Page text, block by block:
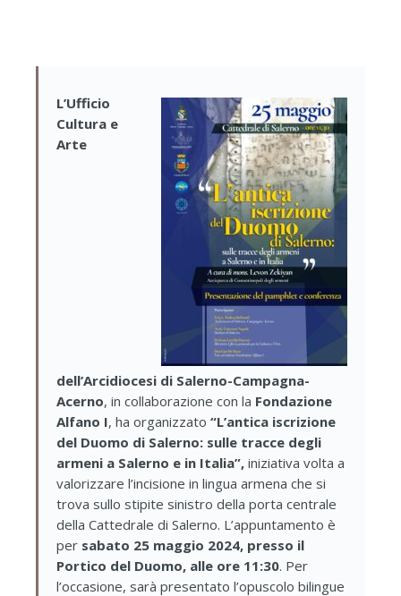
L’Ufficio
Cultura e
Arte
dell’Arcidiocesi di Salerno-Campagna-
Acerno, in collaborazione con la Fondazione
Alfano I, ha organizzato “L’antica iscrizione
del Duomo di Salerno: sulle tracce degli
armeni a Salerno e in Italia”, iniziativa volta a
valorizzare l’incisione in lingua armena che si
trova sullo stipite sinistro della porta centrale
della Cattedrale di Salerno. L’appuntamento è
per sabato 25 maggio 2024, presso il
Portico del Duomo, alle ore 11:30. Per
l’occasione, sarà presentato l’opuscolo bilingue